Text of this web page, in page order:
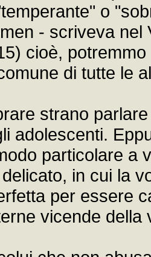
o
- scriveva
cioè,
di tutte le
strano
adolescenti.
particolare a
in cui la
per essere
vicende